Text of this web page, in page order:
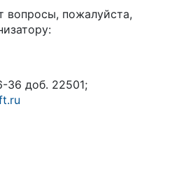
вопросы, пожалуйста,
36 доб. 22501;